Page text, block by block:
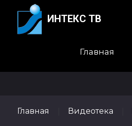
ИНТЕКС ТВ
Главная
Главная Видеотека